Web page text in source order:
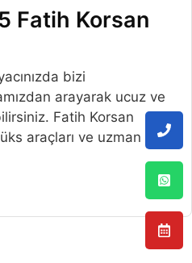
Fatih Korsan
bizi
arayarak ucuz ve
Fatih Korsan
araçları ve uzman